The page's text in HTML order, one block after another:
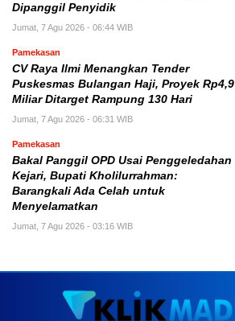
Dipanggil Penyidik
Jumat, 7 Agu 2026 - 06:44 WIB
Pamekasan
CV Raya Ilmi Menangkan Tender
Puskesmas Bulangan Haji, Proyek Rp4,9
Miliar Ditarget Rampung 130 Hari
Jumat, 7 Agu 2026 - 06:31 WIB
Pamekasan
Bakal Panggil OPD Usai Penggeledahan
Kejari, Bupati Kholilurrahman:
Barangkali Ada Celah untuk
Menyelamatkan
Jumat, 7 Agu 2026 - 03:16 WIB